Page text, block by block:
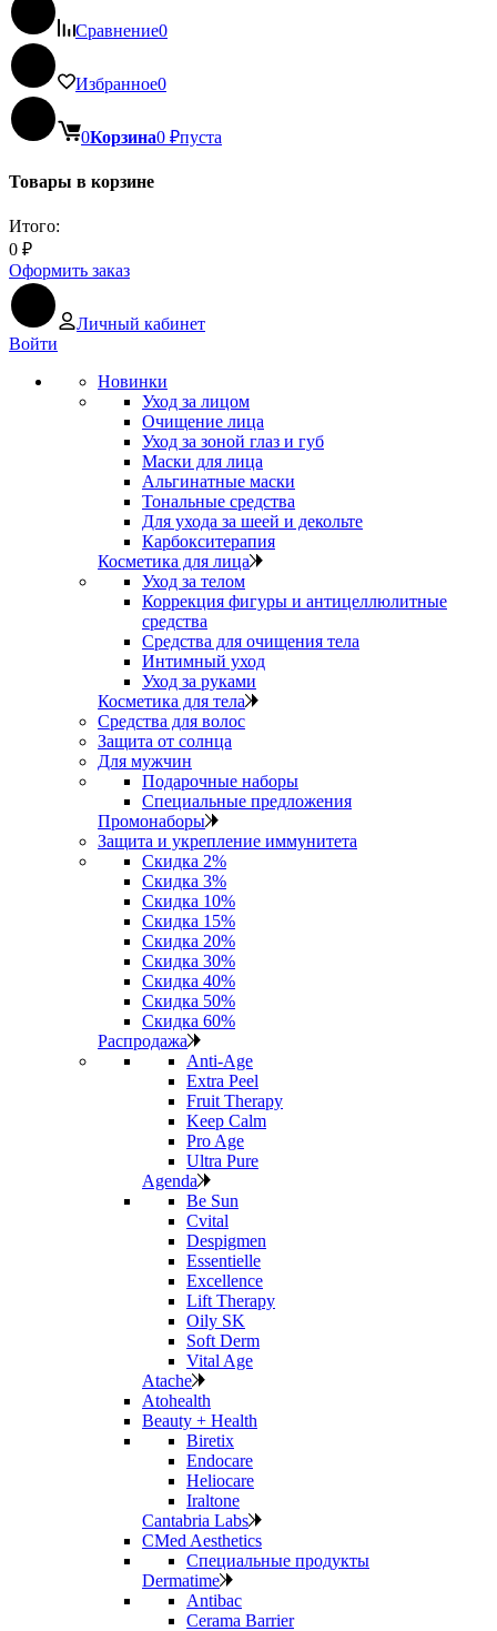
Сравнение0
Избранное0
0Корзина0 ₽пуста
Товары в корзине
Итого:
0 ₽
Оформить заказ
Личный кабинет
Войти
Новинки
Уход за лицом
Очищение лица
Уход за зоной глаз и губ
Маски для лица
Альгинатные маски
Тональные средства
Для ухода за шеей и декольте
Карбокситерапия
Косметика для лица
Уход за телом
Коррекция фигуры и антицеллюлитные
средства
Средства для очищения тела
Интимный уход
Уход за руками
Косметика для тела
Средства для волос
Защита от солнца
Для мужчин
Подарочные наборы
Специальные предложения
Промонаборы
Защита и укрепление иммунитета
Скидка 2%
Скидка 3%
Скидка 10%
Скидка 15%
Скидка 20%
Скидка 30%
Скидка 40%
Скидка 50%
Скидка 60%
Распродажа
Anti‑Age
Extra Peel
Fruit Therapy
Keep Calm
Pro Age
Ultra Pure
Agenda
Be Sun
Cvital
Despigmen
Essentielle
Excellence
Lift Therapy
Oily SK
Soft Derm
Vital Age
Atache
Atohealth
Beauty + Health
Biretix
Endocare
Heliocare
Iraltone
Cantabria Labs
CMed Aesthetics
Специальные продукты
Dermatime
Antibac
Cerama Barrier